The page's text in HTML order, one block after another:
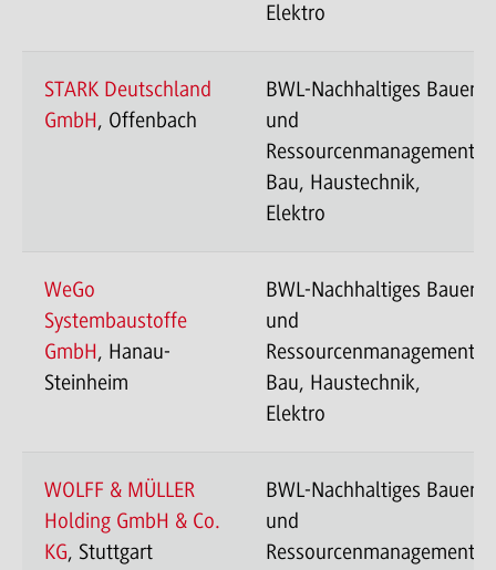
Elektro
STARK Deutschland
GmbH, Offenbach
BWL-Nachhaltiges Bauen
und
Ressourcenmanagement-
Bau, Haustechnik,
Elektro
WeGo
Systembaustoffe
GmbH, Hanau-
Steinheim
BWL-Nachhaltiges Bauen
und
Ressourcenmanagement-
Bau, Haustechnik,
Elektro
WOLFF & MÜLLER
Holding GmbH & Co.
KG, Stuttgart
BWL-Nachhaltiges Bauen
und
Ressourcenmanagement-